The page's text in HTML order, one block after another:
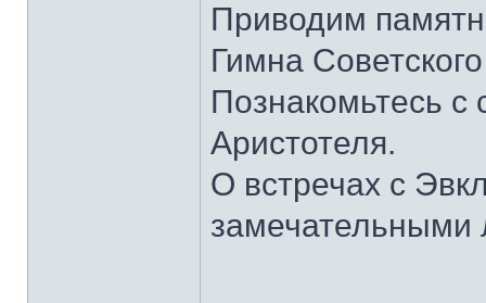
Приводим
Гимна
Познакомьтесь
Аристотеля.
О встречах с